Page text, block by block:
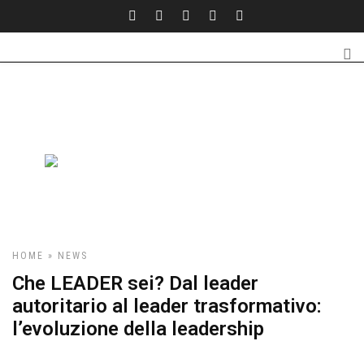
HOME » NEWS
Che LEADER sei? Dal leader
autoritario al leader trasformativo:
l’evoluzione della leadership